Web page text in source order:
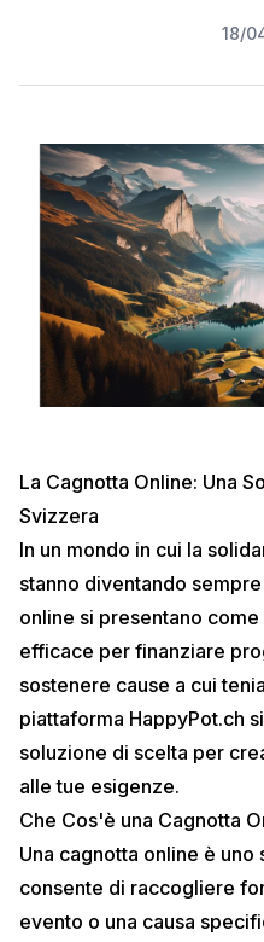
18/
La Cagnotta Online: Una
Svizzera
In un mondo in cui la
stanno diventando
online si presentano
efficace per finanziare
sostenere cause a cui
piattaforma HappyPot.ch
soluzione di scelta per
alle tue esigenze.
Che Cos'è una Cagnotta
Una cagnotta online è
consente di raccogliere
evento o una causa